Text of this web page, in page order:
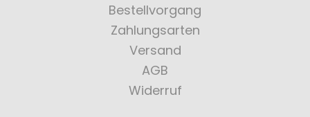
Bestellvorgang
Zahlungsarten
Versand
AGB
Widerruf